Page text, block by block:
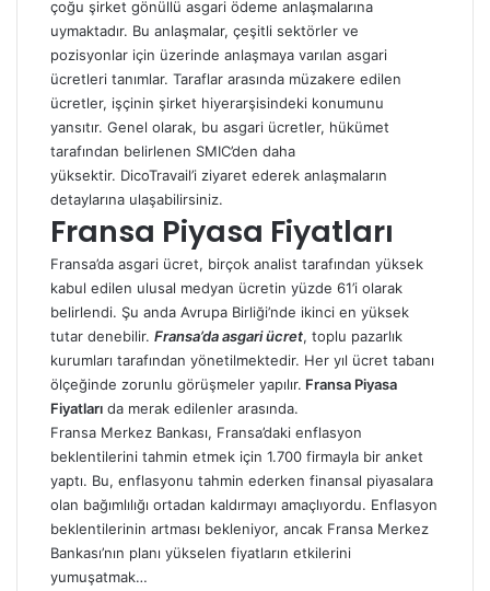
çoğu şirket gönüllü asgari ödeme anlaşmalarına
uymaktadır. Bu anlaşmalar, çeşitli sektörler ve
pozisyonlar için üzerinde anlaşmaya varılan asgari
ücretleri tanımlar. Taraflar arasında müzakere edilen
ücretler, işçinin şirket hiyerarşisindeki konumunu
yansıtır. Genel olarak, bu asgari ücretler, hükümet
tarafından belirlenen SMIC’den daha
yüksektir. DicoTravail’i ziyaret ederek anlaşmaların
detaylarına ulaşabilirsiniz.
Fransa Piyasa Fiyatları
Fransa’da asgari ücret, birçok analist tarafından yüksek
kabul edilen ulusal medyan ücretin yüzde 61’i olarak
belirlendi. Şu anda Avrupa Birliği’nde ikinci en yüksek
tutar denebilir. Fransa’da asgari ücret, toplu pazarlık
kurumları tarafından yönetilmektedir. Her yıl ücret tabanı
ölçeğinde zorunlu görüşmeler yapılır. Fransa Piyasa
Fiyatları da merak edilenler arasında.
Fransa Merkez Bankası, Fransa’daki enflasyon
beklentilerini tahmin etmek için 1.700 firmayla bir anket
yaptı. Bu, enflasyonu tahmin ederken finansal piyasalara
olan bağımlılığı ortadan kaldırmayı amaçlıyordu. Enflasyon
beklentilerinin artması bekleniyor, ancak Fransa Merkez
Bankası’nın planı yükselen fiyatların etkilerini
yumuşatmak…